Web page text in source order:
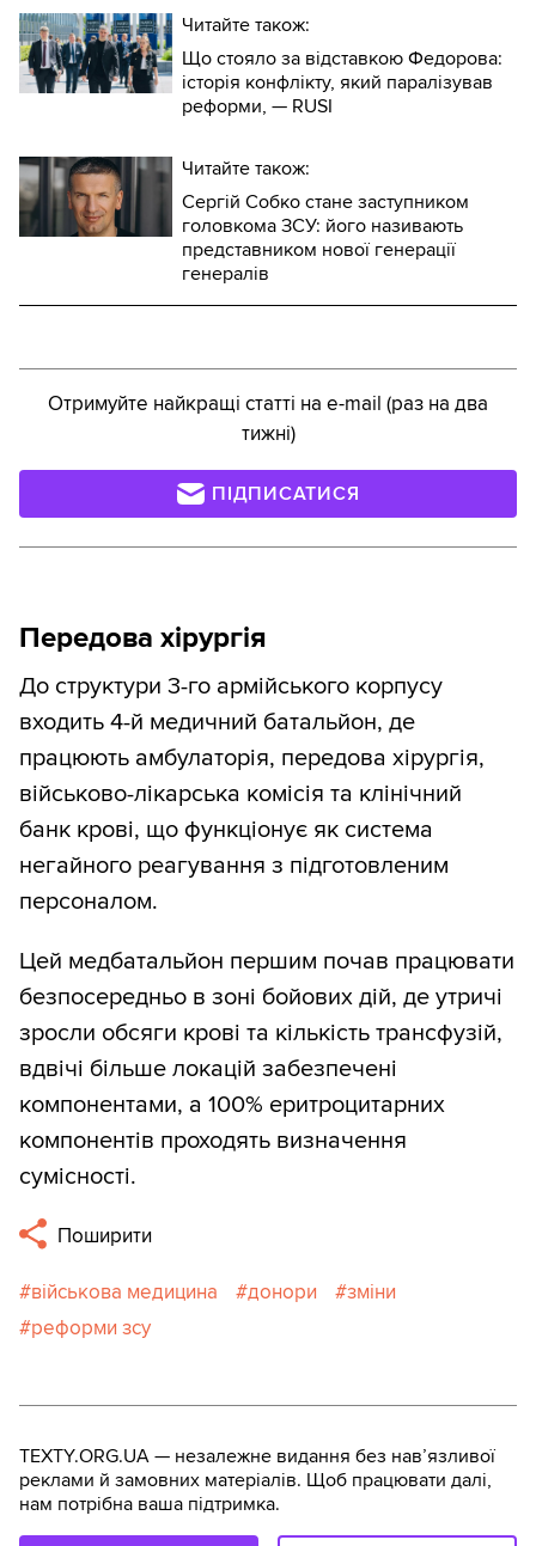
Читайте також:
Що стояло за відставкою Федорова:
історія конфлікту, який паралізував
реформи, — RUSI
Читайте також:
Сергій Собко стане заступником
головкома ЗСУ: його називають
представником нової генерації
генералів
Отримуйте найкращі статті на e-mail (раз на два
тижні)
ПІДПИСАТИСЯ
Передова хірургія
До структури 3-го армійського корпусу
входить 4-й медичний батальйон, де
працюють амбулаторія, передова хірургія,
військово-лікарська комісія та клінічний
банк крові, що функціонує як система
негайного реагування з підготовленим
персоналом.
Цей медбатальйон першим почав працювати
безпосередньо в зоні бойових дій, де утричі
зросли обсяги крові та кількість трансфузій,
вдвічі більше локацій забезпечені
компонентами, а 100% еритроцитарних
компонентів проходять визначення
сумісності.
Поширити
військова медицина донори
зміни
реформи зсу
TEXTY.ORG.UA — незалежне видання без навʼязливої
реклами й замовних матеріалів. Щоб працювати далі,
нам потрібна ваша підтримка.